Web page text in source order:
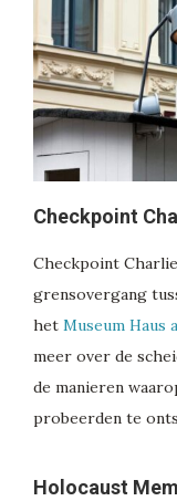
Checkpoint
Checkpoint
grensovergang
het Museum Haus
meer over de
de manieren
probeerden te
Holocaust